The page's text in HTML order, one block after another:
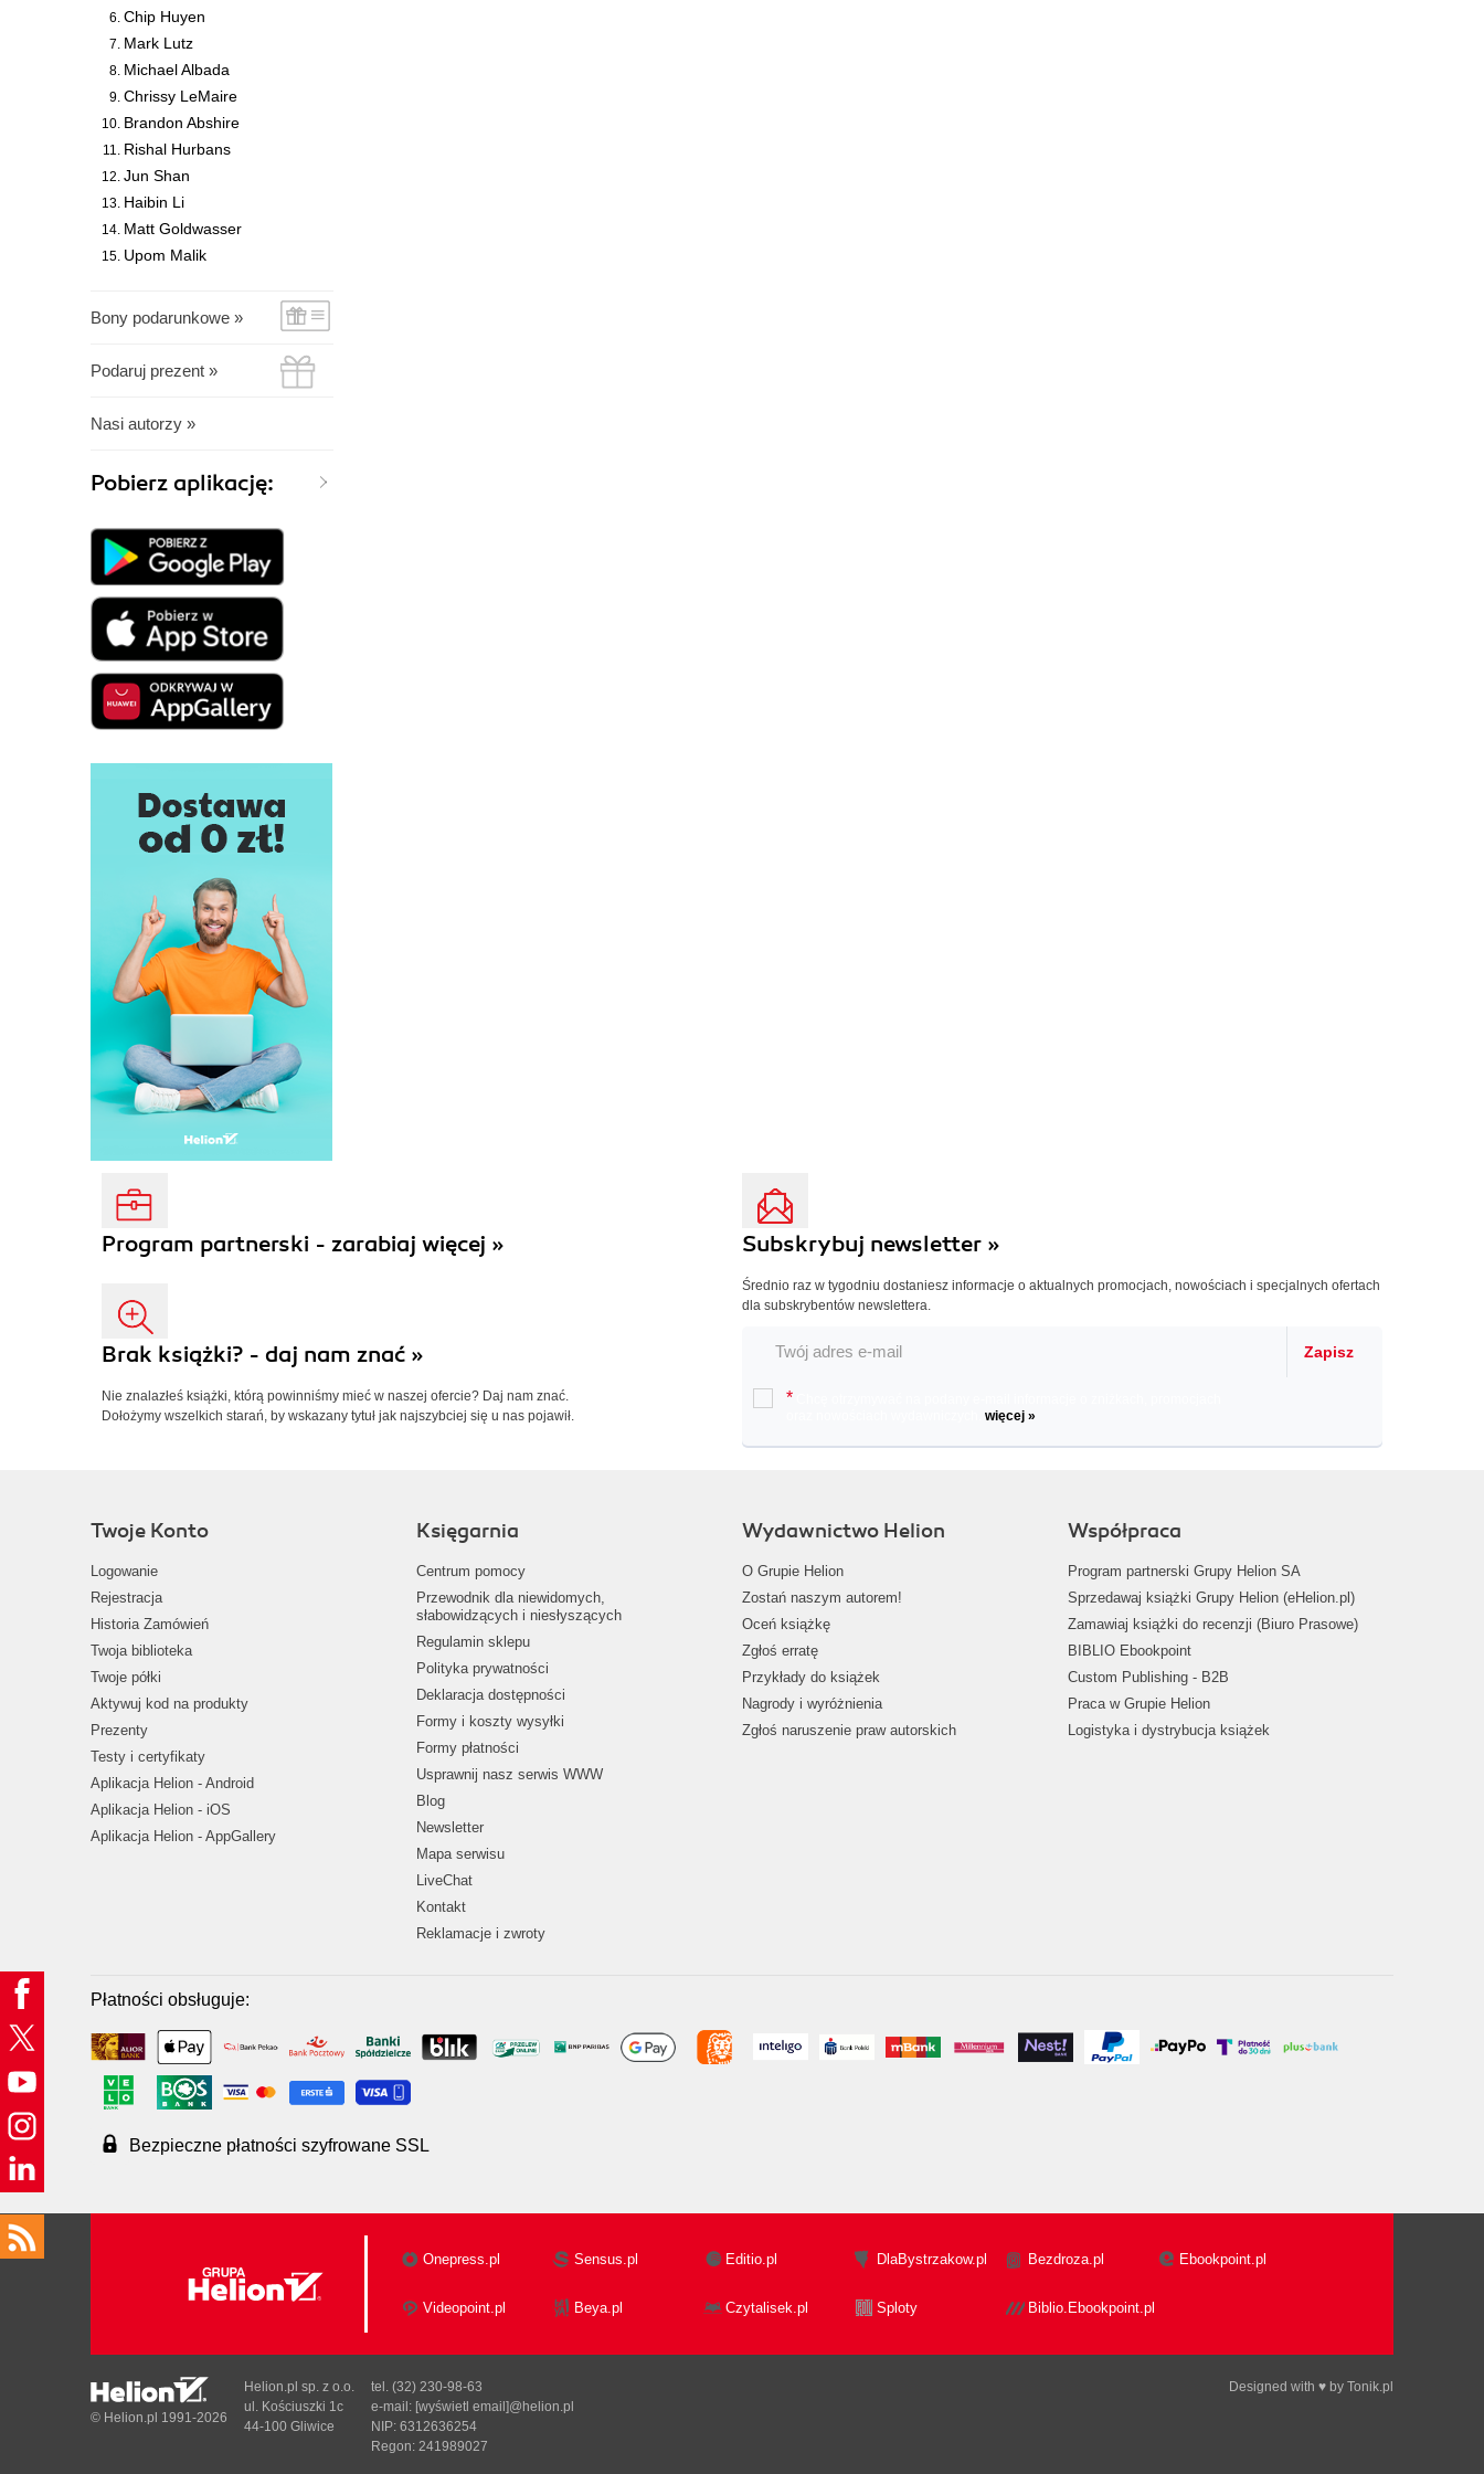
Chip Huyen
Mark Lutz
Michael Albada
Chrissy LeMaire
Brandon Abshire
Rishal Hurbans
Jun Shan
Haibin Li
Matt Goldwasser
Upom Malik
Bony podarunkowe »
Podaruj prezent »
Nasi autorzy »
Pobierz aplikację:
Program partnerski - zarabiaj więcej »
Brak książki? - daj nam znać »
Nie znalazłeś książki, którą powinniśmy mieć w naszej ofercie? Daj nam znać.
Dołożymy wszelkich starań, by wskazany tytuł jak najszybciej się u nas pojawił.
Subskrybuj newsletter »
Średnio raz w tygodniu dostaniesz informacje o aktualnych promocjach, nowościach i specjalnych ofertach
dla subskrybentów newslettera.
Zapisz
*
więcej »
Twoje Konto
Logowanie
Rejestracja
Historia Zamówień
Twoja biblioteka
Twoje półki
Aktywuj kod na produkty
Prezenty
Testy i certyfikaty
Aplikacja Helion - Android
Aplikacja Helion - iOS
Aplikacja Helion - AppGallery
Księgarnia
Centrum pomocy
Przewodnik dla niewidomych,
słabowidzących i niesłyszących
Regulamin sklepu
Polityka prywatności
Deklaracja dostępności
Formy i koszty wysyłki
Formy płatności
Usprawnij nasz serwis WWW
Blog
Newsletter
Mapa serwisu
LiveChat
Kontakt
Reklamacje i zwroty
Wydawnictwo Helion
O Grupie Helion
Zostań naszym autorem!
Oceń książkę
Zgłoś erratę
Przykłady do książek
Nagrody i wyróżnienia
Zgłoś naruszenie praw autorskich
Współpraca
Program partnerski Grupy Helion SA
Sprzedawaj książki Grupy Helion (eHelion.pl)
Zamawiaj książki do recenzji (Biuro Prasowe)
BIBLIO Ebookpoint
Custom Publishing - B2B
Praca w Grupie Helion
Logistyka i dystrybucja książek
Płatności obsługuje:
Bezpieczne płatności szyfrowane SSL
Onepress.pl Sensus.pl Editio.pl DlaBystrzakow.pl Bezdroza.pl Ebookpoint.pl
Videopoint.pl Beya.pl Czytalisek.pl Sploty Biblio.Ebookpoint.pl
Designed with ♥ by Tonik.pl
© Helion.pl 1991-2026
Helion.pl sp. z o.o.
ul. Kościuszki 1c
44-100 Gliwice
tel. (32) 230-98-63
e-mail: [wyświetl email]@helion.pl
NIP: 6312636254
Regon: 241989027